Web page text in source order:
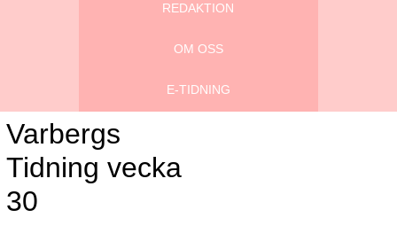
REDAKTION
OM OSS
E-TIDNING
Varbergs
Tidning vecka
30